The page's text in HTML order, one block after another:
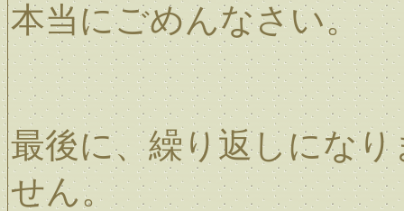
本当にごめんなさい。
最後に、繰り返しにな
せん。